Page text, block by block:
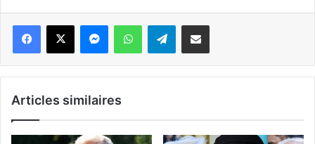
WhatsApp Telegram
Articles similaires